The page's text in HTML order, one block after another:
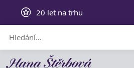
20 let na trhu